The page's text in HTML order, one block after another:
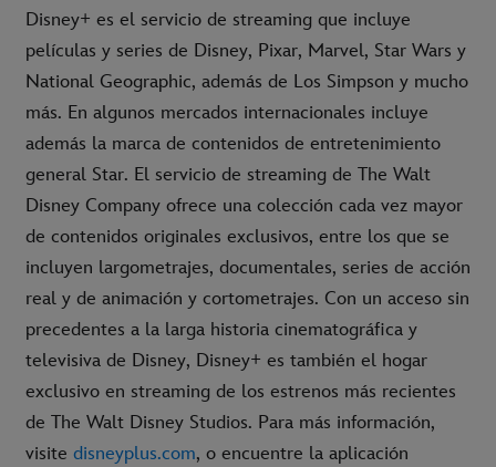
Disney+ es el servicio de streaming que incluye
películas y series de Disney, Pixar, Marvel, Star Wars y
National Geographic, además de Los Simpson y mucho
más. En algunos mercados internacionales incluye
además la marca de contenidos de entretenimiento
general Star. El servicio de streaming de The Walt
Disney Company ofrece una colección cada vez mayor
de contenidos originales exclusivos, entre los que se
incluyen largometrajes, documentales, series de acción
real y de animación y cortometrajes. Con un acceso sin
precedentes a la larga historia cinematográfica y
televisiva de Disney, Disney+ es también el hogar
exclusivo en streaming de los estrenos más recientes
de The Walt Disney Studios. Para más información,
visite disneyplus.com, o encuentre la aplicación